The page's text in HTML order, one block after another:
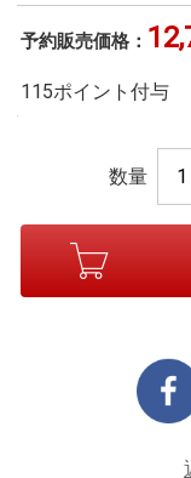
予約販売価格：
115ポイント付与
数量